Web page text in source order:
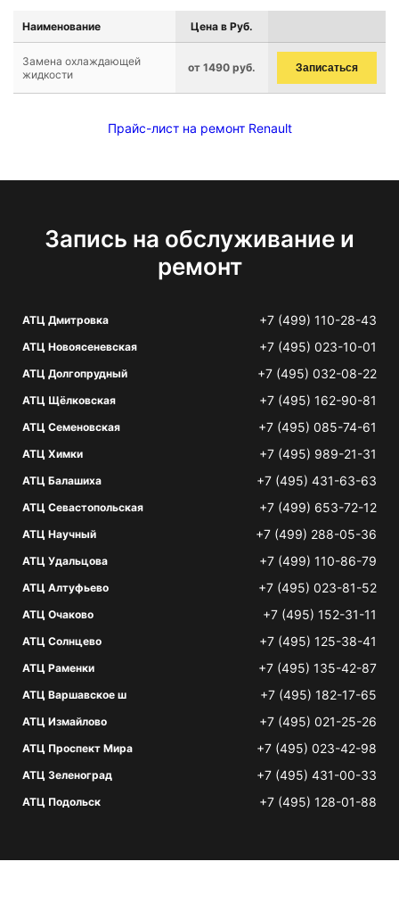
Наименование Цена в Руб.
Замена охлаждающей
жидкости
от 1490 руб. Записаться
Прайс-лист на ремонт Renault
Запись на обслуживание и
ремонт
АТЦ Дмитровка +7 (499) 110-28-43
АТЦ Новоясеневская +7 (495) 023-10-01
АТЦ Долгопрудный +7 (495) 032-08-22
АТЦ Щёлковская +7 (495) 162-90-81
АТЦ Семеновская +7 (495) 085-74-61
АТЦ Химки +7 (495) 989-21-31
АТЦ Балашиха +7 (495) 431-63-63
АТЦ Севастопольская +7 (499) 653-72-12
АТЦ Научный +7 (499) 288-05-36
АТЦ Удальцова +7 (499) 110-86-79
АТЦ Алтуфьево +7 (495) 023-81-52
АТЦ Очаково +7 (495) 152-31-11
АТЦ Солнцево +7 (495) 125-38-41
АТЦ Раменки +7 (495) 135-42-87
АТЦ Варшавское ш +7 (495) 182-17-65
АТЦ Измайлово +7 (495) 021-25-26
АТЦ Проспект Мира +7 (495) 023-42-98
АТЦ Зеленоград +7 (495) 431-00-33
АТЦ Подольск +7 (495) 128-01-88